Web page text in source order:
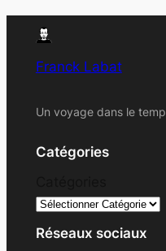
Franck Labat
Un voyage dans le
Catégories
Réseaux sociaux